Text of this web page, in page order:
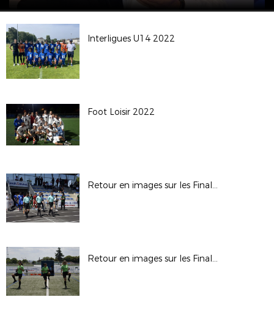
Interligues U14 2022
Foot Loisir 2022
Retour en images sur les Finales de Coupe de Paris du Dimanche 12 juin 2022 à Gonesse
Retour en images sur les Finales de Coupe de Paris du Samedi 11 juin 2022 à Gonesse